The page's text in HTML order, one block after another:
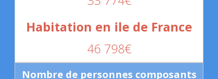
46 798€